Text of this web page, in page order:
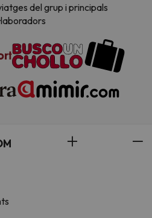
del grup i principals